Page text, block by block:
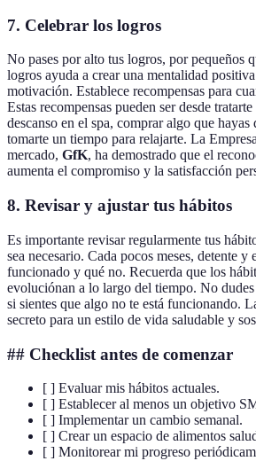
7. Celebrar los logros
No pases por alto tus logros, por pequeños
logros ayuda a crear una mentalidad
motivación. Establece recompensas para
Estas recompensas pueden ser desde
descanso en el spa, comprar algo que hayas
tomarte un tiempo para relajarte. La
mercado, GfK, ha demostrado que el
aumenta el compromiso y la satisfacción
8. Revisar y ajustar tus hábitos
Es importante revisar regularmente tus
sea necesario. Cada pocos meses, detente y
funcionado y qué no. Recuerda que los
evoluciónan a lo largo del tiempo. No
si sientes que algo no te está funcionando.
secreto para un estilo de vida saludable y
## Checklist antes de comenzar
[ ] Evaluar mis hábitos actuales.
[ ] Establecer al menos un objetivo
[ ] Implementar un cambio semanal.
[ ] Crear un espacio de alimentos
[ ] Monitorear mi progreso